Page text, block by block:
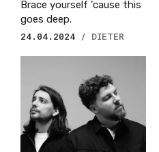
Brace yourself 'cause this
goes deep.
24.04.2024 / DIETER